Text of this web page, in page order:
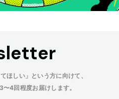
ほしい」という方に向けて、
4回程度お届けします。